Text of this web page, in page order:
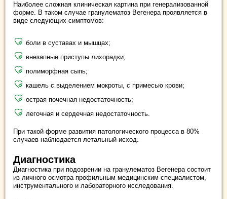
Наиболее сложная клиническая картина при генерализованной
форме. В таком случае гранулематоз Вегенера проявляется в
виде следующих симптомов:
боли в суставах и мышцах;
внезапные приступы лихорадки;
полиморфная сыпь;
кашель с выделением мокроты, с примесью крови;
острая почечная недостаточность;
легочная и сердечная недостаточность.
При такой форме развития патологического процесса в 80%
случаев наблюдается летальный исход.
Диагностика
Диагностика при подозрении на гранулематоз Вегенера состоит
из личного осмотра профильным медицинским специалистом,
инструментального и лабораторного исследования.